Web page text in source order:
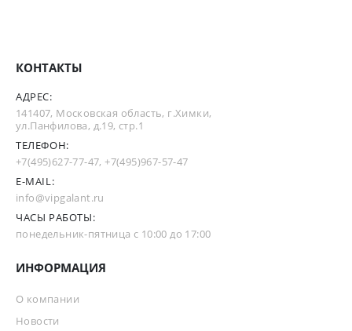
КОНТАКТЫ
АДРЕС:
141407, Московская область, г.Химки,
ул.Панфилова, д.19, стр.1
ТЕЛЕФОН:
+7(495)627-77-47,+7(495)967-57-47
E-MAIL:
info@vipgalant.ru
ЧАСЫ РАБОТЫ:
понедельник-пятница с 10:00 до 17:00
ИНФОРМАЦИЯ
О компании
Новости